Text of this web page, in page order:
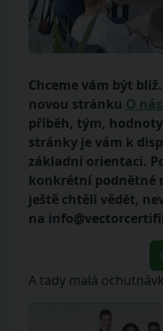
Chceme vám být
novou stránku O nás
příběh, tým,
stránky je vám k
základní orientaci.
konkrétní podnětné
ještě chtěli vědět,
na
A tady malá